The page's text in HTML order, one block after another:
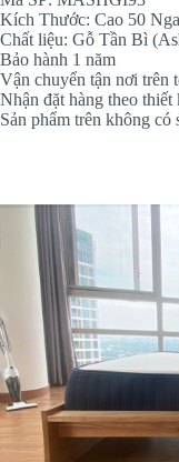
Kích Thước: Cao 50
Chất liệu: Gỗ Tần Bì
Bảo hành 1 năm
Vận chuyển tận nơi trên
Nhận đặt hàng theo thiết
Sản phẩm trên không có